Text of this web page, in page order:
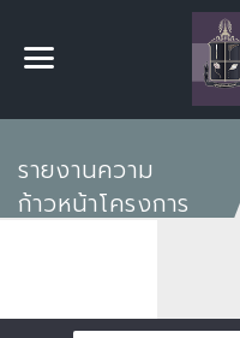
รายงานความ
ก้าวหน้าโครงการ